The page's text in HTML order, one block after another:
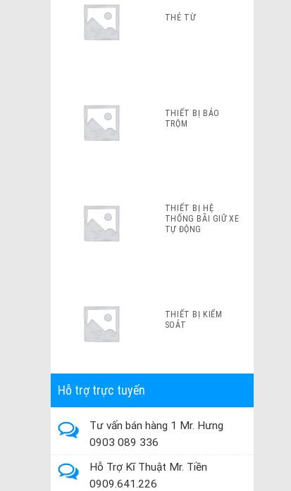
THẺ TỪ
THIẾT BỊ BÁO
TRỘM
THIẾT BỊ HỆ
THỐNG BÃI GIỮ XE
TỰ ĐỘNG
THIẾT BỊ KIỂM
SOÁT
Hỗ trợ trực tuyến
Tư vấn bán hàng 1 Mr. Hưng
0903 089 336
Hỗ Trợ Kĩ Thuật Mr. Tiền
0909.641.226